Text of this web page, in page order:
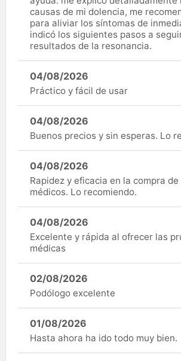
causas de mi dolencia, me
para aliviar los síntomas de
indicó los siguientes pasos a
resultados de la resonancia.
04/08/2026
Práctico y fácil de usar
04/08/2026
Buenos precios y sin esperas. Lo
04/08/2026
Rapidez y eficacia en la compra
médicos. Lo recomiendo.
04/08/2026
Excelente y rápida al ofrecer las
médicas
02/08/2026
Podólogo excelente
01/08/2026
Hasta ahora ha ido todo muy bien.